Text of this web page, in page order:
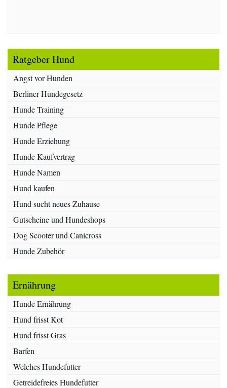
Ratgeber Hund
Angst vor Hunden
Berliner Hundegesetz
Hunde Training
Hunde Pflege
Hunde Erziehung
Hunde Kaufvertrag
Hunde Namen
Hund kaufen
Hund sucht neues Zuhause
Gutscheine und Hundeshops
Dog Scooter und Canicross
Hunde Zubehör
Ernährung
Hunde Ernährung
Hund frisst Kot
Hund frisst Gras
Barfen
Welches Hundefutter
Getreidefreies Hundefutter